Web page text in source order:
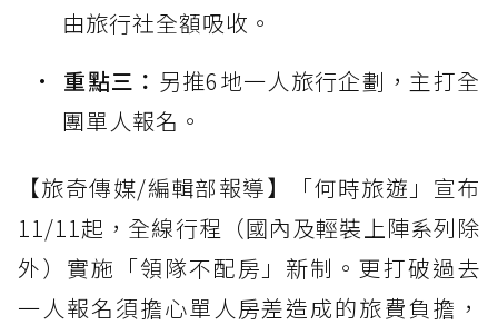
由旅行社全額吸收。
重點三： 另推6地一人旅行企劃，主打全
團單人報名。
【旅奇傳媒/編輯部報導】「何時旅遊」宣布
11/11起，全線行程（國內及輕裝上陣系列除
外）實施「領隊不配房」新制。更打破過去
一人報名須擔心單人房差造成的旅費負擔，